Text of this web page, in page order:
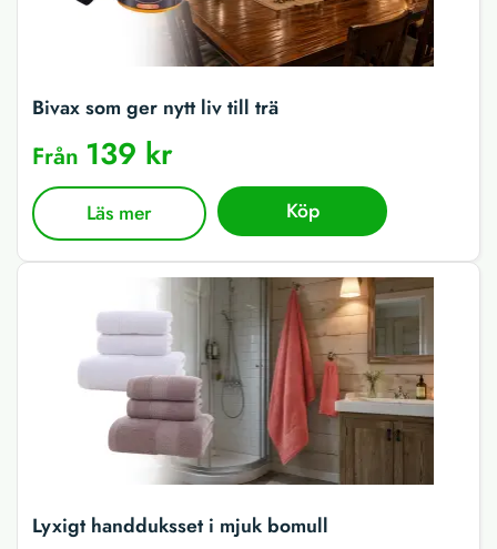
Bivax som ger nytt liv till trä
Från 139 kr
Läs mer Köp
Lyxigt handduksset i mjuk bomull